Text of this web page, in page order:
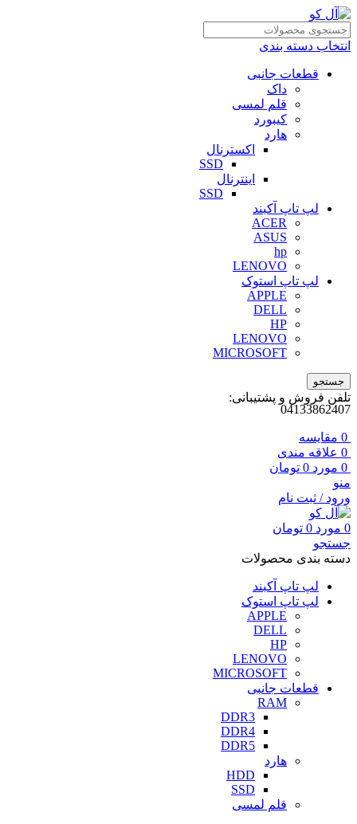
انتخاب دسته بندی
قطعات جانبی
داک
قلم لمسی
کیبورد
هارد
اکسترنال
SSD
اینترنال
SSD
لپ تاپ آکبند
ACER
ASUS
hp
LENOVO
لپ تاپ استوک
APPLE
DELL
HP
LENOVO
MICROSOFT
جستجو
تلفن فروش و پشتیبانی:
04133862407
0 مقايسه
0 علاقه مندی
0 مورد 0 تومان
منو
ورود / ثبت نام
0 مورد 0 تومان
جستجو
دسته بندی محصولات
لپ تاپ آکبند
لپ تاپ استوک
APPLE
DELL
HP
LENOVO
MICROSOFT
قطعات جانبی
RAM
DDR3
DDR4
DDR5
هارد
HDD
SSD
قلم لمسی